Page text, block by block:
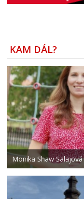
KAM DÁL?
Monika Shaw